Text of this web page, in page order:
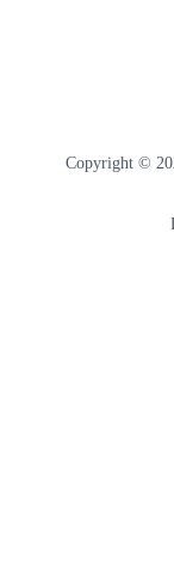
Copyright ©